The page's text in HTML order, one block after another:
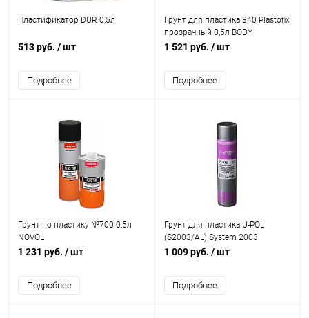
Пластификатор DUR 0,5л
513 руб. / шт
Подробнее
Грунт для пластика 340 Plastofix
прозрачный 0,5л BODY
1 521 руб. / шт
Подробнее
Грунт по пластику №700 0,5л
NOVOL
1 231 руб. / шт
Подробнее
Грунт для пластика U-POL
(S2003/AL) System 2003
аэрозольный 450мл
1 009 руб. / шт
Подробнее